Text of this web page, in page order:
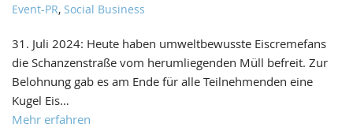
Event-PR, Social Business
31. Juli 2024: Heute haben umweltbewusste Eiscremefans
die Schanzenstraße vom herumliegenden Müll befreit. Zur
Belohnung gab es am Ende für alle Teilnehmenden eine
Kugel Eis…
Mehr erfahren